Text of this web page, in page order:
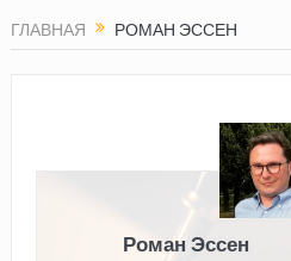
ГЛАВНАЯ РОМАН ЭССЕН
Роман Эссен